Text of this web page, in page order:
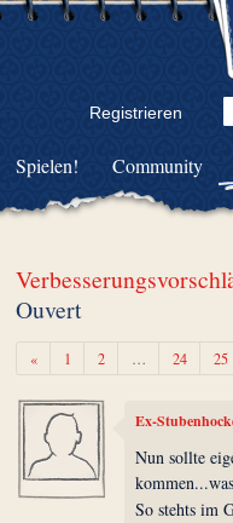
Registrieren
Community
Spielen!
Ouvert
«Zurück1 2 … 24 25
Ex-
Nun sollte
So stehts im